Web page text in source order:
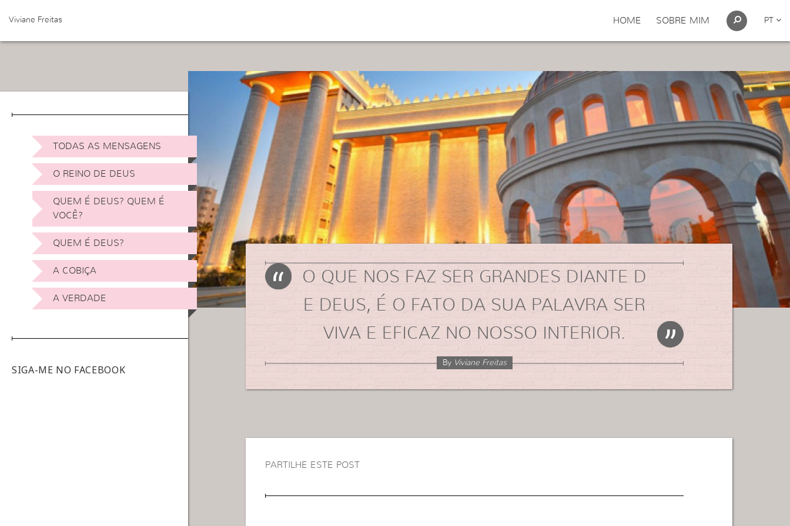
Viviane Freitas HOME SOBRE MIM PT
TODAS AS MENSAGENS
O REINO DE DEUS
QUEM É DEUS? QUEM É
VOCÊ?
QUEM É DEUS?
A COBIÇA
A VERDADE
SIGA-ME NO FACEBOOK
O QUE NOS FAZ SER GRANDES DIANTE D
E DEUS, É O FATO DA SUA PALAVRA SER
VIVA E EFICAZ NO NOSSO INTERIOR.
By Viviane Freitas
PARTILHE ESTE POST